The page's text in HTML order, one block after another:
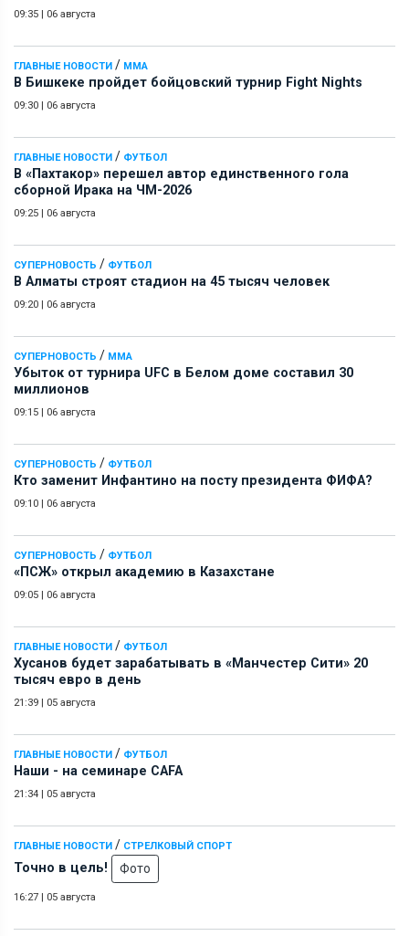
09:35 | 06 августа
ГЛАВНЫЕ НОВОСТИ / ММА
В Бишкеке пройдет бойцовский турнир Fight Nights
09:30 | 06 августа
ГЛАВНЫЕ НОВОСТИ / ФУТБОЛ
В «Пахтакор» перешел автор единственного гола
сборной Ирака на ЧМ-2026
09:25 | 06 августа
СУПЕРНОВОСТЬ / ФУТБОЛ
В Алматы строят стадион на 45 тысяч человек
09:20 | 06 августа
СУПЕРНОВОСТЬ / ММА
Убыток от турнира UFC в Белом доме составил 30
миллионов
09:15 | 06 августа
СУПЕРНОВОСТЬ / ФУТБОЛ
Кто заменит Инфантино на посту президента ФИФА?
09:10 | 06 августа
СУПЕРНОВОСТЬ / ФУТБОЛ
«ПСЖ» открыл академию в Казахстане
09:05 | 06 августа
ГЛАВНЫЕ НОВОСТИ / ФУТБОЛ
Хусанов будет зарабатывать в «Манчестер Сити» 20
тысяч евро в день
21:39 | 05 августа
ГЛАВНЫЕ НОВОСТИ / ФУТБОЛ
Наши - на семинаре СAFA
21:34 | 05 августа
ГЛАВНЫЕ НОВОСТИ / СТРЕЛКОВЫЙ СПОРТ
Точно в цель! Фото
16:27 | 05 августа